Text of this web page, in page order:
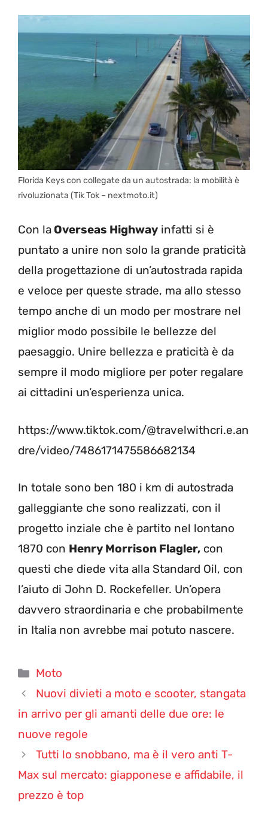
Florida Keys con collegate da un autostrada: la mobilità è
rivoluzionata (Tik Tok – nextmoto.it)
Con laOverseas Highway infatti si è
puntato a unire non solo la grande praticità
della progettazione di un’autostrada rapida
e veloce per queste strade, ma allo stesso
tempo anche di un modo per mostrare nel
miglior modo possibile le bellezze del
paesaggio. Unire bellezza e praticità è da
sempre il modo migliore per poter regalare
ai cittadini un’esperienza unica.
https://www.tiktok.com/@travelwithcri.e.an
dre/video/7486171475586682134
In totale sono ben 180 i km di autostrada
galleggiante che sono realizzati, con il
progetto inziale che è partito nel lontano
1870 con Henry Morrison Flagler, con
questi che diede vita alla Standard Oil, con
l’aiuto di John D. Rockefeller. Un’opera
davvero straordinaria e che probabilmente
in Italia non avrebbe mai potuto nascere.
Categorie
Moto
Nuovi divieti a moto e scooter, stangata
in arrivo per gli amanti delle due ore: le
nuove regole
Tutti lo snobbano, ma è il vero anti T-
Max sul mercato: giapponese e affidabile, il
prezzo è top